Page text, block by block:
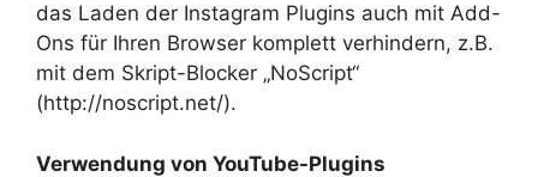
das Laden der Instagram Plugins auch mit Add-
Ons für Ihren Browser komplett verhindern, z.B.
mit dem Skript-Blocker „NoScript“
(http://noscript.net/).
Verwendung von YouTube-Plugins